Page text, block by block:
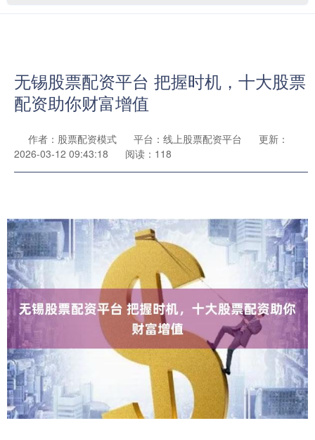
无锡股票配资平台 把握时机，十大股票
配资助你财富增值
作者：股票配资模式 平台：线上股票配资平台
更新：
2026-03-12 09:43:18
阅读：118